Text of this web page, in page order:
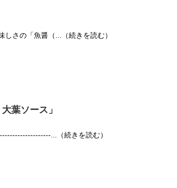
さの「魚醤（...（続きを読む）
葉ソース」
...（続きを読む）